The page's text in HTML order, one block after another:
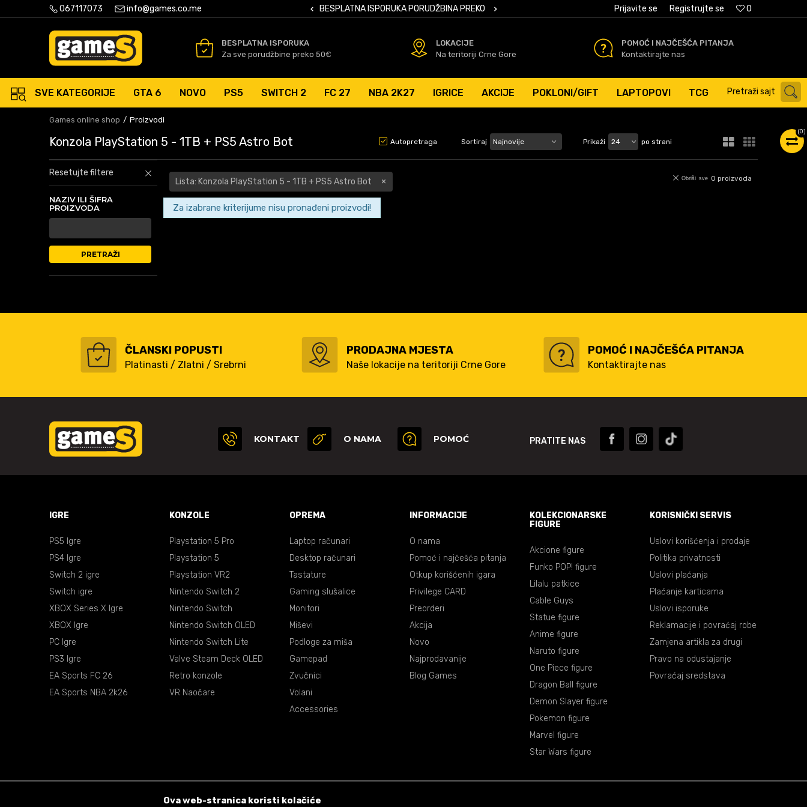
067117073 info@games.co.me
ISPORUKA PORUDŽBINA PREKO 50 EURSIGURNO PLAĆANJE PLATNIM KARTICAMA BESPLATNA ISPORUKA PORUDŽBINA PREKO 50 EURSIGURNO PLAĆANJE PLATNIM KARTICAMA 0
Prijavite se Registrujte se
BESPLATNA ISPORUKA
Za sve porudžbine preko 50€
LOKACIJE
Na teritoriji Crne Gore
POMOĆ I NAJČEŠĆA PITANJA
Kontaktirajte nas
SVE KATEGORIJE GTA 6 NOVO PS5 SWITCH 2 FC 27 NBA 2K27 IGRICE AKCIJE POKLONI/GIFT LAPTOPOVI TCG Pretraži sajt
(0)
Games online shop Proizvodi
Konzola PlayStation 5 - 1TB + PS5 Astro Bot Autopretraga Sortiraj Prikaži po strani
Resetujte filtere
NAZIV ILI ŠIFRA
PROIZVODA
PRETRAŽI
Lista: Konzola PlayStation 5 - 1TB + PS5 Astro Bot 0 proizvoda
Obriši sve
Za izabrane kriterijume nisu pronađeni proizvodi!
ČLANSKI POPUSTI
Platinasti / Zlatni / Srebrni
PRODAJNA MJESTA
Naše lokacije na teritoriji Crne Gore
POMOĆ I NAJČEŠĆA PITANJA
Kontaktirajte nas
KONTAKT O NAMA POMOĆ PRATITE NAS
IGRE
PS5 Igre
PS4 Igre
Switch 2 igre
Switch igre
XBOX Series X Igre
XBOX Igre
PC Igre
PS3 Igre
EA Sports FC 26
EA Sports NBA 2k26
KONZOLE
Playstation 5 Pro
Playstation 5
Playstation VR2
Nintendo Switch 2
Nintendo Switch
Nintendo Switch OLED
Nintendo Switch Lite
Valve Steam Deck OLED
Retro konzole
VR Naočare
OPREMA
Laptop računari
Desktop računari
Tastature
Gaming slušalice
Monitori
Miševi
Podloge za miša
Gamepad
Zvučnici
Volani
Accessories
INFORMACIJE
O nama
Pomoć i najčešća pitanja
Otkup korišćenih igara
Privilege CARD
Preorderi
Akcija
Novo
Najprodavanije
Blog Games
KOLEKCIONARSKE
FIGURE
Akcione figure
Funko POP! figure
Lilalu patkice
Cable Guys
Statue figure
Anime figure
Naruto figure
One Piece figure
Dragon Ball figure
Demon Slayer figure
Pokemon figure
Marvel figure
Star Wars figure
KORISNIČKI SERVIS
Uslovi korišćenja i prodaje
Politika privatnosti
Uslovi plaćanja
Plaćanje karticama
Uslovi isporuke
Reklamacije i povraćaj robe
Zamjena artikla za drugi
Pravo na odustajanje
Povraćaj sredstava
Ova web-stranica koristi kolačiće